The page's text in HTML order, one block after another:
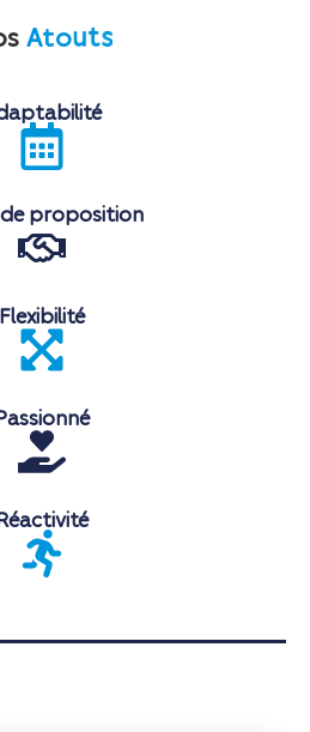
Atouts
proposition
Flexibilité